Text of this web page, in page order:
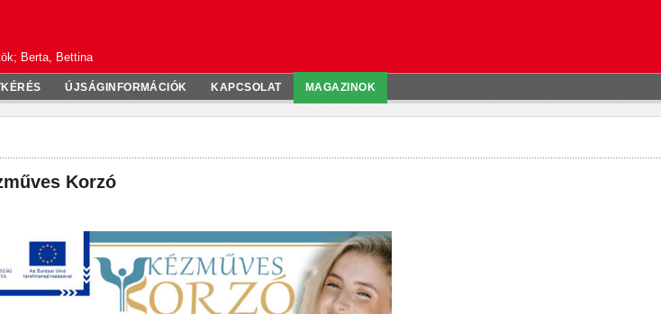
Berta, Bettina
ÚJSÁGINFORMÁCIÓK KAPCSOLAT MAGAZINOK
Korzó